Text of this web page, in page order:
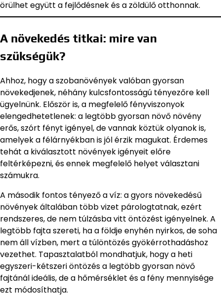
örülhet együtt a fejlődésnek és a zöldülő otthonnak.
A növekedés titkai: mire van
szükségük?
Ahhoz, hogy a szobanövények valóban gyorsan
növekedjenek, néhány kulcsfontosságú tényezőre kell
ügyelnünk. Először is, a megfelelő fényviszonyok
elengedhetetlenek: a legtöbb gyorsan növő növény
erős, szórt fényt igényel, de vannak köztük olyanok is,
amelyek a félárnyékban is jól érzik magukat. Érdemes
tehát a kiválasztott növények igényeit előre
feltérképezni, és ennek megfelelő helyet választani
számukra.
A második fontos tényező a víz: a gyors növekedésű
növények általában több vizet párologtatnak, ezért
rendszeres, de nem túlzásba vitt öntözést igényelnek. A
legtöbb fajta szereti, ha a földje enyhén nyirkos, de soha
nem áll vízben, mert a túlöntözés gyökérrothadáshoz
vezethet. Tapasztalatból mondhatjuk, hogy a heti
egyszeri-kétszeri öntözés a legtöbb gyorsan növő
fajtánál ideális, de a hőmérséklet és a fény mennyisége
ezt módosíthatja.